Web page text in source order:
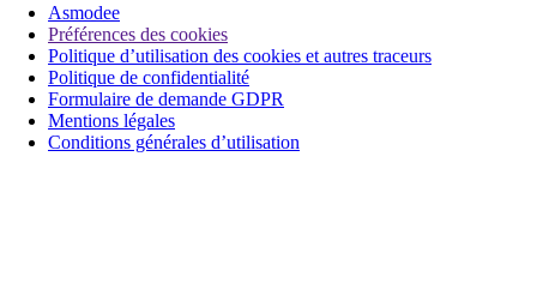
Asmodee
Préférences des cookies
Politique d’utilisation des cookies et autres traceurs
Politique de confidentialité
Formulaire de demande GDPR
Mentions légales
Conditions générales d’utilisation